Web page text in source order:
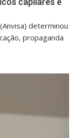
determinou
propaganda